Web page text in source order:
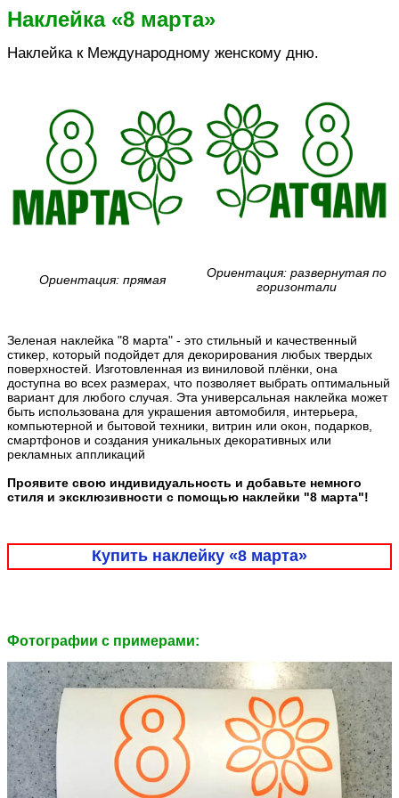
Наклейка «8 марта»
Наклейка к Международному женскому дню.
Ориентация: прямая
Ориентация: развернутая по
горизонтали
Зеленая наклейка "8 марта" - это стильный и качественный
стикер, который подойдет для декорирования любых твердых
поверхностей. Изготовленная из виниловой плёнки, она
доступна во всех размерах, что позволяет выбрать оптимальный
вариант для любого случая. Эта универсальная наклейка может
быть использована для украшения автомобиля, интерьера,
компьютерной и бытовой техники, витрин или окон, подарков,
смартфонов и создания уникальных декоративных или
рекламных аппликаций
Проявите свою индивидуальность и добавьте немного
стиля и эксклюзивности с помощью наклейки "8 марта"!
Купить наклейку «8 марта»
Фотографии c примерами: